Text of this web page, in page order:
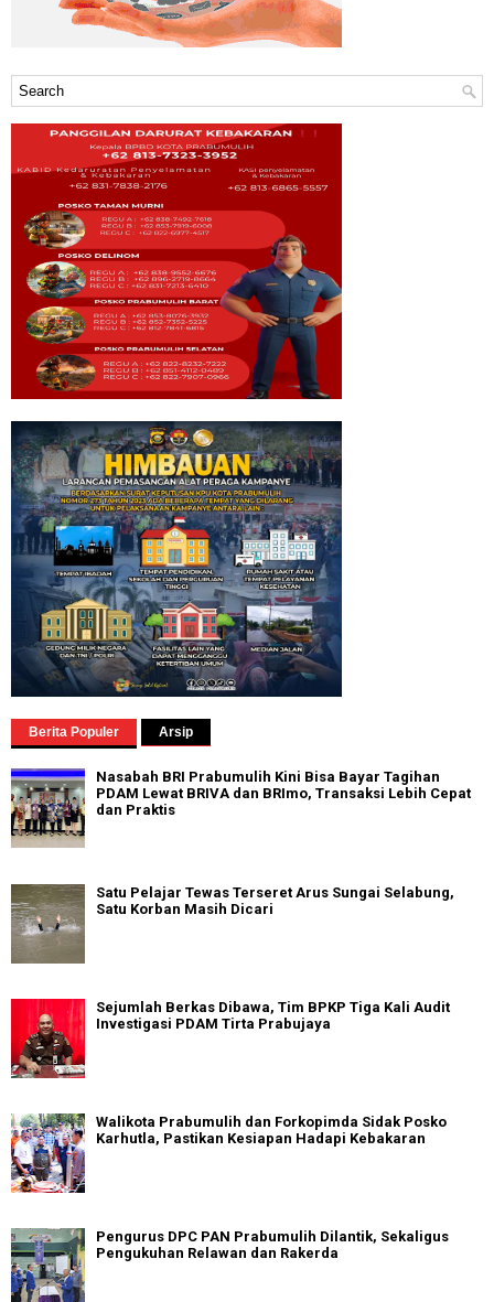
Berita Populer Arsip
Nasabah BRI Prabumulih Kini Bisa Bayar Tagihan
PDAM Lewat BRIVA dan BRImo, Transaksi Lebih Cepat
dan Praktis
Satu Pelajar Tewas Terseret Arus Sungai Selabung,
Satu Korban Masih Dicari
Sejumlah Berkas Dibawa, Tim BPKP Tiga Kali Audit
Investigasi PDAM Tirta Prabujaya
Walikota Prabumulih dan Forkopimda Sidak Posko
Karhutla, Pastikan Kesiapan Hadapi Kebakaran
Pengurus DPC PAN Prabumulih Dilantik, Sekaligus
Pengukuhan Relawan dan Rakerda